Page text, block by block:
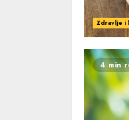
Zdravlje i
4 min